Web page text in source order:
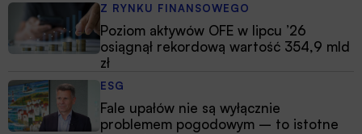
Z RYNKU FINANSOWEGO
Poziom aktywów OFE w lipcu ’26
osiągnął rekordową wartość 354,9 mld
zł
ESG
Fale upałów nie są wyłącznie
problemem pogodowym – to istotne